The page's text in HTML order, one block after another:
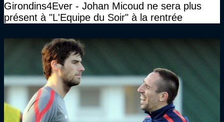
Girondins4Ever - Johan Micoud ne sera plus
présent à "L'Equipe du Soir" à la rentrée